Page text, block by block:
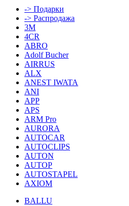
-> Подарки
-> Распродажа
3M
4CR
ABRO
Adolf Bucher
AIRRUS
ALX
ANEST IWATA
ANI
APP
APS
ARM Pro
AURORA
AUTOCAR
AUTOCLIPS
AUTON
AUTOP
AUTOSTAPEL
AXIOM
BALLU